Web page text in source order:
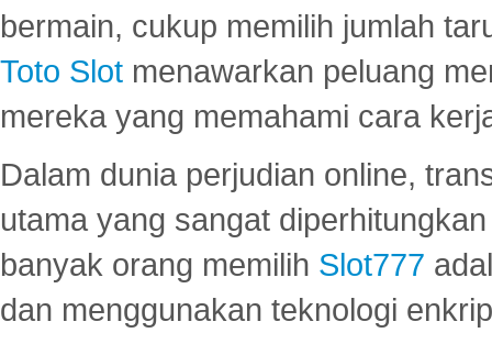
bermain, cukup memilih jumlah
Toto Slot menawarkan peluang
mereka yang memahami cara
Dalam dunia perjudian online,
utama yang sangat
banyak orang memilih Slot777
dan menggunakan teknologi